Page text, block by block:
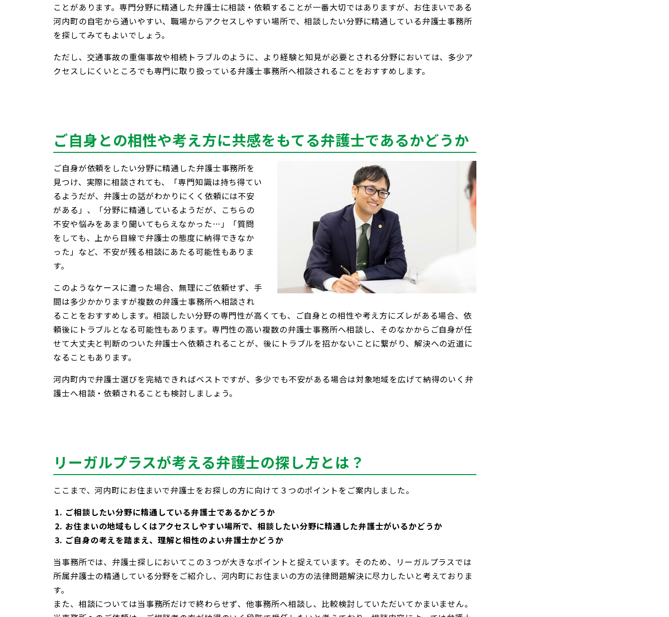
ことがあります。専門分野に精通した弁護士に相談・依頼することが一番大切ではありますが、お住まいである
河内町の自宅から通いやすい、職場からアクセスしやすい場所で、相談したい分野に精通している弁護士事務所
を探してみてもよいでしょう。
ただし、交通事故の重傷事故や相続トラブルのように、より経験と知見が必要とされる分野においては、多少ア
クセスしにくいところでも専門に取り扱っている弁護士事務所へ相談されることをおすすめします。
ご自身との相性や考え方に共感をもてる弁護士であるかどうか
ご自身が依頼をしたい分野に精通した弁護士事務所を
見つけ、実際に相談されても、「専門知識は持ち得てい
るようだが、弁護士の話がわかりにくく依頼には不安
がある」、「分野に精通しているようだが、こちらの
不安や悩みをあまり聞いてもらえなかった…」「質問
をしても、上から目線で弁護士の態度に納得できなか
った」など、不安が残る相談にあたる可能性もありま
す。
このようなケースに遭った場合、無理にご依頼せず、手
間は多少かかりますが複数の弁護士事務所へ相談され
ることをおすすめします。相談したい分野の専門性が高くても、ご自身との相性や考え方にズレがある場合、依
頼後にトラブルとなる可能性もあります。専門性の高い複数の弁護士事務所へ相談し、そのなかからご自身が任
せて大丈夫と判断のついた弁護士へ依頼されることが、後にトラブルを招かないことに繋がり、解決への近道に
なることもあります。
河内町内で弁護士選びを完結できればベストですが、多少でも不安がある場合は対象地域を広げて納得のいく弁
護士へ相談・依頼されることも検討しましょう。
リーガルプラスが考える弁護士の探し方とは？
ここまで、河内町にお住まいで弁護士をお探しの方に向けて３つのポイントをご案内しました。
ご相談したい分野に精通している弁護士であるかどうか
お住まいの地域もしくはアクセスしやすい場所で、相談したい分野に精通した弁護士がいるかどうか
ご自身の考えを踏まえ、理解と相性のよい弁護士かどうか
当事務所では、弁護士探しにおいてこの３つが大きなポイントと捉えています。そのため、リーガルプラスでは
所属弁護士の精通している分野をご紹介し、河内町にお住まいの方の法律問題解決に尽力したいと考えておりま
す。
また、相談については当事務所だけで終わらせず、他事務所へ相談し、比較検討していただいてかまいません。